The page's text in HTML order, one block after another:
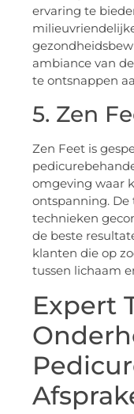
ervaring te
ambiance van
te ontsnappen
5. Zen
Zen Feet is
omgeving waar
ontspanning.
technieken
de beste
klanten die op
tussen lichaam
Expert